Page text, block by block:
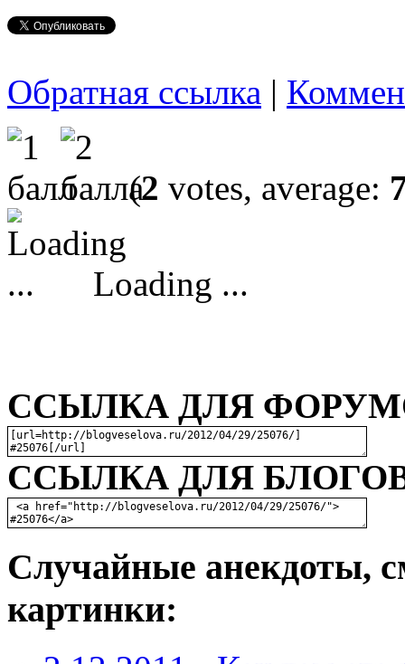
Обратная ссылка |
(2 votes, average:
Loading ...
ССЫЛКА ДЛЯ
ССЫЛКА ДЛЯ БЛОГОВ
Случайные анекдоты,
картинки: